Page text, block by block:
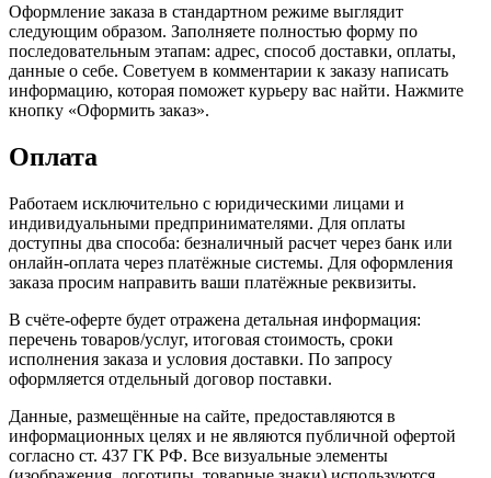
Оформление заказа в стандартном режиме выглядит
следующим образом. Заполняете полностью форму по
последовательным этапам: адрес, способ доставки, оплаты,
данные о себе. Советуем в комментарии к заказу написать
информацию, которая поможет курьеру вас найти. Нажмите
кнопку «Оформить заказ».
Оплата
Работаем исключительно с юридическими лицами и
индивидуальными предпринимателями. Для оплаты
доступны два способа: безналичный расчет через банк или
онлайн-оплата через платёжные системы. Для оформления
заказа просим направить ваши платёжные реквизиты.
В счёте-оферте будет отражена детальная информация:
перечень товаров/услуг, итоговая стоимость, сроки
исполнения заказа и условия доставки. По запросу
оформляется отдельный договор поставки.
Данные, размещённые на сайте, предоставляются в
информационных целях и не являются публичной офертой
согласно ст. 437 ГК РФ. Все визуальные элементы